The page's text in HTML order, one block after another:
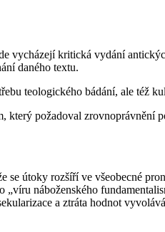
vycházejí kritická vydání
daného textu.
teologického bádání, ale též
který požadoval zrovnoprávnění
útoky rozšíří ve všeobecné
náboženského
a ztráta hodnot